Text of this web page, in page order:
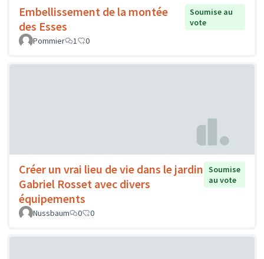
Embellissement de la montée
des Esses
Soumise au
vote
Pommier
1 0
Créer un vrai lieu de vie dans le jardin
Gabriel Rosset avec divers
équipements
Soumise
au vote
Nussbaum 0 0